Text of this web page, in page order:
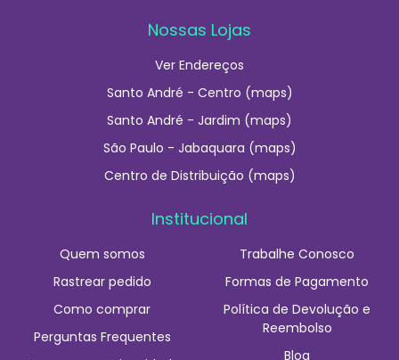
Nossas Lojas
Ver Endereços
Santo André - Centro (maps)
Santo André - Jardim (maps)
São Paulo - Jabaquara (maps)
Centro de Distribuição (maps)
Institucional
Quem somos
Rastrear pedido
Como comprar
Perguntas Frequentes
Trabalhe Conosco
Formas de Pagamento
Política de Devolução e
Reembolso
Blog